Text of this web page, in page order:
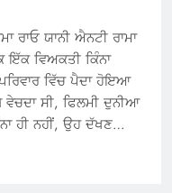
ਰਾਓ ਯਾਨੀ ਐਨਟੀ ਰਾਮਾ
ਇੱਕ ਵਿਅਕਤੀ ਕਿੰਨਾ
ਵਿੱਚ ਪੈਦਾ ਹੋਇਆ
ਸੀ, ਫਿਲਮੀ ਦੁਨੀਆ
ਹੀ ਨਹੀਂ, ਉਹ ਦੱਖਣ…